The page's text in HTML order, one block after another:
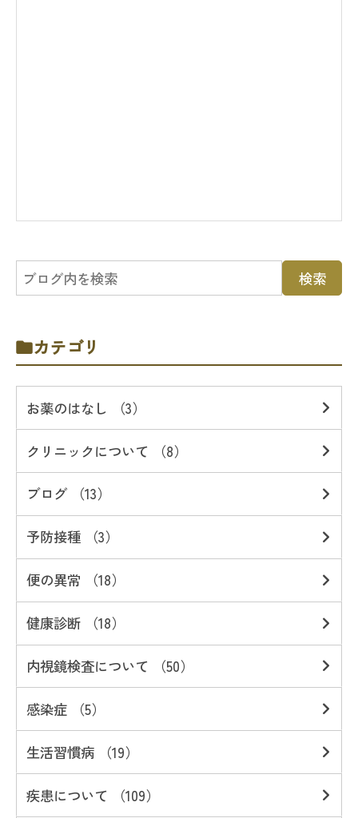
カテゴリ
お薬のはなし （3）
クリニックについて （8）
ブログ （13）
予防接種 （3）
便の異常 （18）
健康診断 （18）
内視鏡検査について （50）
感染症 （5）
生活習慣病 （19）
疾患について （109）